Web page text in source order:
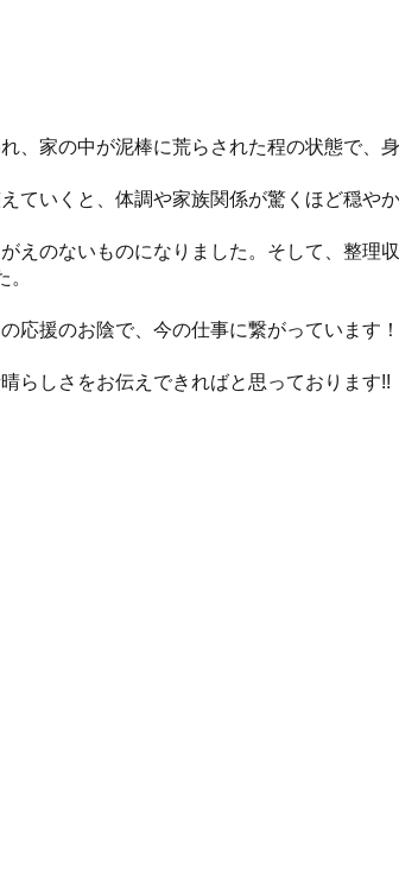
、家の中が泥棒に荒らされた程の状態で、
いくと、体調や家族関係が驚くほど穏やか
えのないものになりました。そして、整理
応援のお陰で、今の仕事に繋がっています！
らしさをお伝えできればと思っております!!